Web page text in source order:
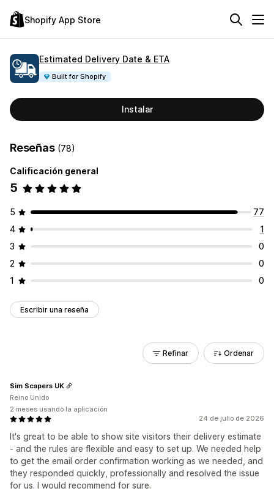
Shopify App Store
Estimated Delivery Date & ETA
Built for Shopify
Instalar
Reseñas (78)
Calificación general
5
5
77
4
1
3
0
2
0
1
0
Escribir una reseña
Refinar Ordenar
24 de julio de 2026
It's great to be able to show site visitors their delivery estimate
- and the rules are flexible and easy to set up. We needed help
to get the email order confirmation working as we needed, and
they responded quickly, professionally and resolved the issue
for us. I would recommend for sure.
Sim Scapers UK
Reino Unido
2 meses usando la aplicación